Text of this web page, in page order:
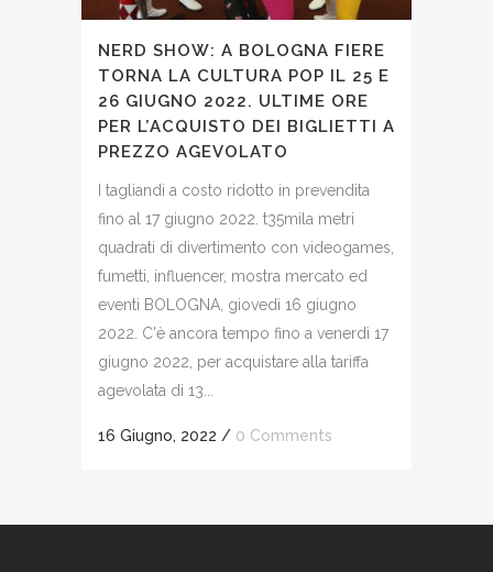
NERD SHOW: A BOLOGNA FIERE
TORNA LA CULTURA POP IL 25 E
26 GIUGNO 2022. ULTIME ORE
PER L’ACQUISTO DEI BIGLIETTI A
PREZZO AGEVOLATO
I tagliandi a costo ridotto in prevendita
fino al 17 giugno 2022. t35mila metri
quadrati di divertimento con videogames,
fumetti, influencer, mostra mercato ed
eventi BOLOGNA, giovedì 16 giugno
2022. C'è ancora tempo fino a venerdì 17
giugno 2022, per acquistare alla tariffa
agevolata di 13...
16 Giugno, 2022 / 0 Comments